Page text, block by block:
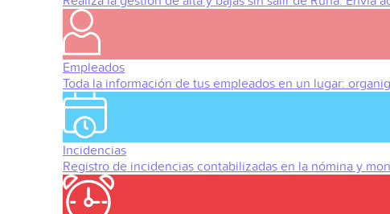
Empleados
Toda la información de tus empleados en un lugar:
Incidencias
Registro de incidencias contabilizadas en la nómina y